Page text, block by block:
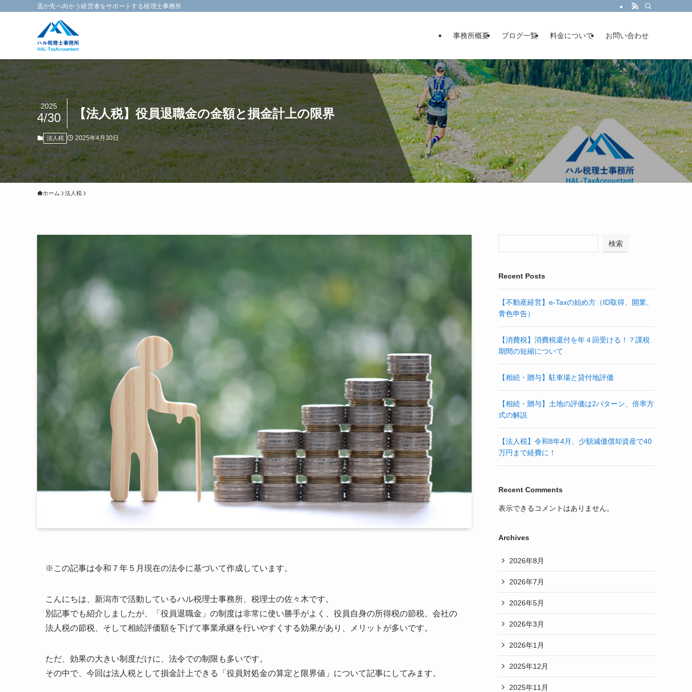
遥か先へ向かう経営者をサポートする税理士事務所
事務所概要 ブログ一覧 料金について お問い合わせ
【法人税】役員退職金の金額と損金計上の限界
2025
4/30
法人税 2025年4月30日
ホーム 法人税
※この記事は令和７年５月現在の法令に基づいて作成しています。
こんにちは、新潟市で活動しているハル税理士事務所、税理士の佐々木です。
別記事でも紹介しましたが、「役員退職金」の制度は非常に使い勝手がよく、役員自身の所得税の節税、会社の
法人税の節税、そして相続評価額を下げて事業承継を行いやすくする効果があり、メリットが多いです。
ただ、効果の大きい制度だけに、法令での制限も多いです。
その中で、今回は法人税として損金計上できる「役員対処金の算定と限界値」について記事にしてみます。
検索
Recent Posts
【不動産経営】e-Taxの始め方（ID取得、開業、
青色申告）
【消費税】消費税還付を年４回受ける！？課税
期間の短縮について
【相続・贈与】駐車場と貸付地評価
【相続・贈与】土地の評価は2パターン、倍率方
式の解説
【法人税】令和8年4月、少額減価償却資産で40
万円まで経費に！
Recent Comments
表示できるコメントはありません。
Archives
2026年8月
2026年7月
2026年5月
2026年3月
2026年1月
2025年12月
2025年11月